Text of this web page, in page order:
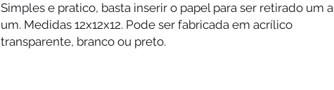
Simples e pratico, basta inserir o papel para ser retirado um a
um. Medidas 12x12x12. Pode ser fabricada em acrílico
transparente, branco ou preto.